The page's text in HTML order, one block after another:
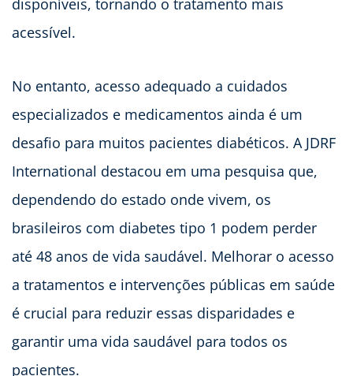
acessível.
No entanto, acesso adequado a cuidados
especializados e medicamentos ainda é um
desafio para muitos pacientes diabéticos. A JDRF
International destacou em uma pesquisa que,
dependendo do estado onde vivem, os
brasileiros com diabetes tipo 1 podem perder
até 48 anos de vida saudável. Melhorar o acesso
a tratamentos e intervenções públicas em saúde
é crucial para reduzir essas disparidades e
garantir uma vida saudável para todos os
pacientes.